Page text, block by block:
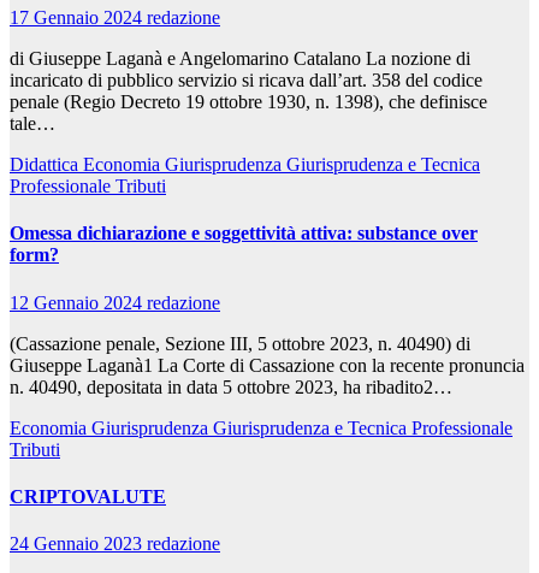
17 Gennaio 2024 redazione
di Giuseppe Laganà e Angelomarino Catalano La nozione di
incaricato di pubblico servizio si ricava dall’art. 358 del codice
penale (Regio Decreto 19 ottobre 1930, n. 1398), che definisce
tale…
Didattica Economia Giurisprudenza Giurisprudenza e Tecnica
Professionale Tributi
Omessa dichiarazione e soggettività attiva: substance over
form?
12 Gennaio 2024 redazione
(Cassazione penale, Sezione III, 5 ottobre 2023, n. 40490) di
Giuseppe Laganà1 La Corte di Cassazione con la recente pronuncia
n. 40490, depositata in data 5 ottobre 2023, ha ribadito2…
Economia Giurisprudenza Giurisprudenza e Tecnica Professionale
Tributi
CRIPTOVALUTE
24 Gennaio 2023 redazione